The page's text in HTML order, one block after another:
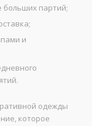
больших партий;
и
одежды
которое